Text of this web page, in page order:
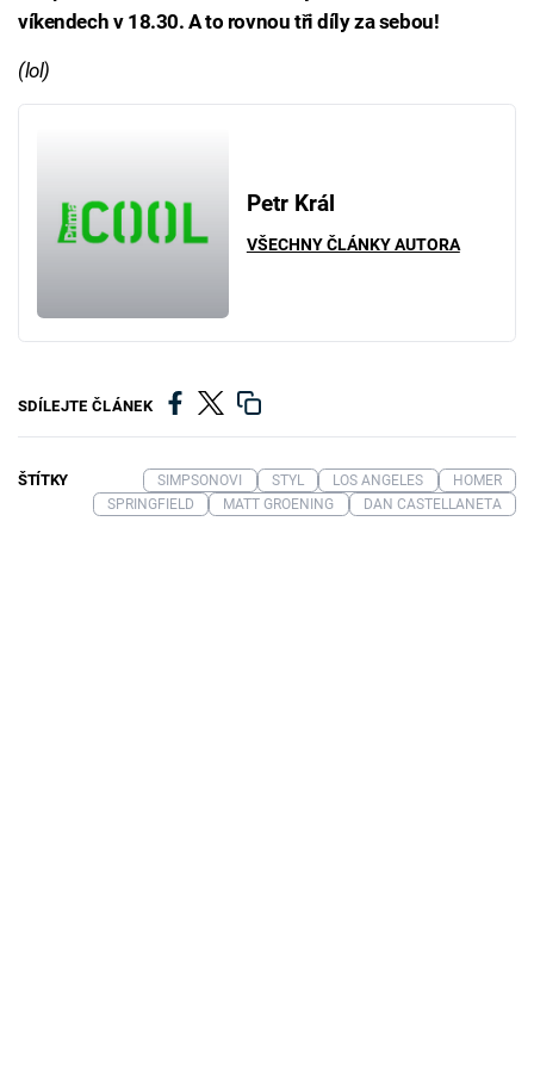
víkendech v 18.30. A to rovnou tři díly za sebou!
(lol)
Petr Král
VŠECHNY ČLÁNKY AUTORA
SDÍLEJTE ČLÁNEK
ŠTÍTKY SIMPSONOVI STYL LOS ANGELES
HOMER
SPRINGFIELD
MATT GROENING DAN CASTELLANETA